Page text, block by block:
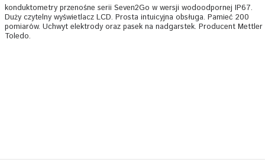
konduktometry przenośne serii Seven2Go w wersji wodoodpornej IP67.
Duży czytelny wyświetlacz LCD. Prosta intuicyjna obsługa. Pamieć 200
pomiarów. Uchwyt elektrody oraz pasek na nadgarstek. Producent Mettler
Toledo.